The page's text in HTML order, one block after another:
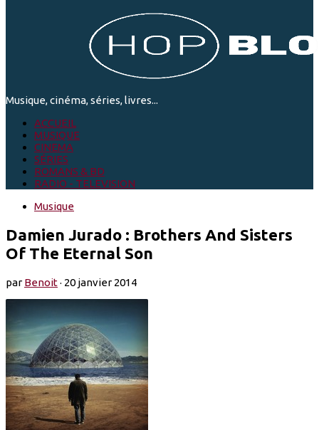
Musique, cinéma, séries, livres...
ACCUEIL
MUSIQUE
CINEMA
SÉRIES
ROMANS & BD
RADIO - TELEVISION
Musique
Damien Jurado : Brothers And Sisters
Of The Eternal Son
parBenoit· 20 janvier 2014